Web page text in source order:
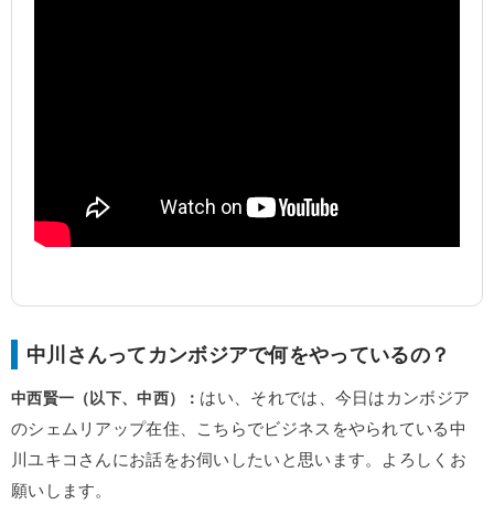
中川さんってカンボジアで何をやっているの？
中西賢一（以下、中西）： はい、それでは、今日はカンボジア
のシェムリアップ在住、こちらでビジネスをやられている中
川ユキコさんにお話をお伺いしたいと思います。よろしくお
願いします。